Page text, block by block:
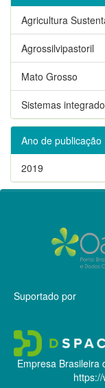
Agricultura
Agrossilvipastoril
Mato Grosso
Sistemas
Ano de publicação
2019
Suportado por
Empresa Brasileira